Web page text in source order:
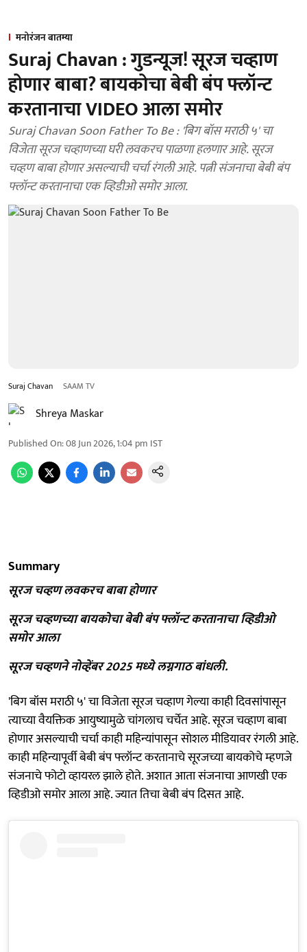
मनोरंजन बातम्या
Suraj Chavan : गुडन्यूज! सूरज चव्हाण
होणार बाबा? बायकोचा बेबी बंप फ्लॉन्ट
करतानाचा VIDEO आला समोर
Suraj Chavan Soon Father To Be : 'बिग बॉस मराठी ५' चा
विजेता सूरज चव्हाणच्या घरी लवकरच पाळणा हलणार आहे. सूरज
चव्हण बाबा होणार असल्याची चर्चा रंगली आहे. पत्नी संजनाचा बेबी बंप
फ्लॉन्ट करतानाचा एक व्हिडीओ समोर आला.
Suraj Chavan SAAM TV
Shreya Maskar
Published On:08 Jun 2026, 1:04 pm IST
Summary
सूरज चव्हण लवकरच बाबा होणार
सूरज चव्हणच्या बायकोचा बेबी बंप फ्लॉन्ट करतानाचा व्हिडीओ
समोर आला
सूरज चव्हणने नोव्हेंबर 2025 मध्ये लग्नगाठ बांधली.
'बिग बॉस मराठी ५' चा विजेता सूरज चव्हाण गेल्या काही दिवसांपासून
त्याच्या वैयक्तिक आयुष्यामुळे चांगलाच चर्चेत आहे. सूरज चव्हाण बाबा
होणार असल्याची चर्चा काही महिन्यांपासून सोशल मीडियावर रंगली आहे.
काही महिन्यापूर्वी बेबी बंप फ्लॉन्ट करतानाचे सूरजच्या बायकोचे म्हणजे
संजनाचे फोटो व्हायरल झाले होते. अशात आता संजनाचा आणखी एक
व्हिडीओ समोर आला आहे. ज्यात तिचा बेबी बंप दिसत आहे.